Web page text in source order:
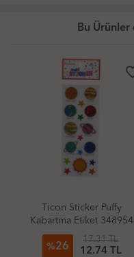
Bu
Ticon Sticker Puffy
Kabartma Etiket 348954
Gezegenler
%26
17.31 TL
12.74 TL